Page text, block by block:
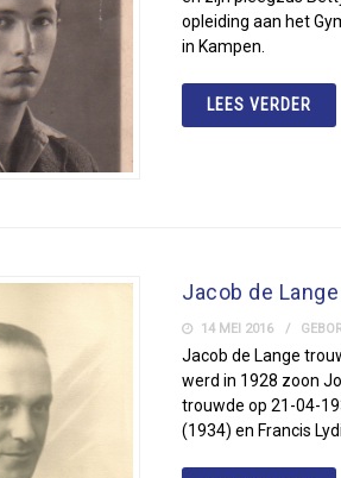
opleiding aan het
in Kampen.
LEES VERDER
Jacob de Lange
14 MEI 2016
Jacob de Lange
werd in 1928 zoon
trouwde op 21-04-
(1934) en Francis